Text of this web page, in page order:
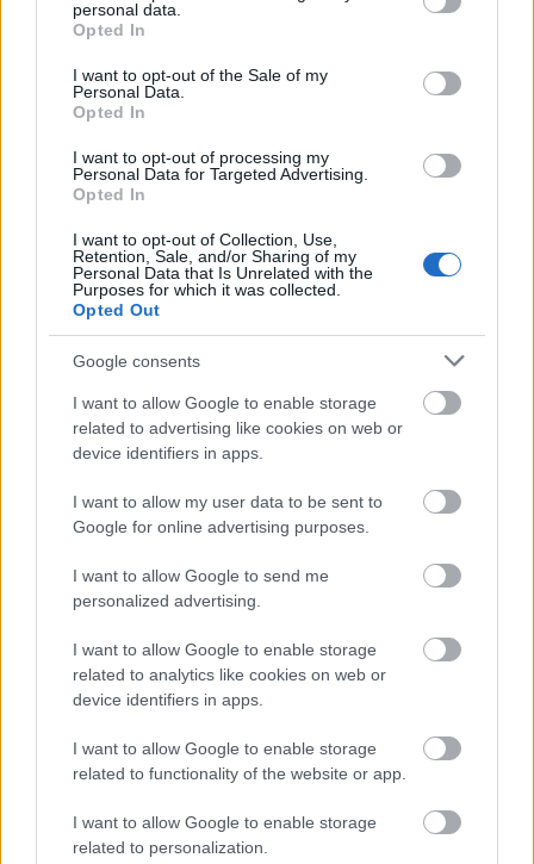
grant or deny consent to Google and its third-party tags to
use your data for below specified purposes in below Google
consent section.
personal data.
Opted In
I want to opt-out of the Sale of my
Personal Data.
Opted In
I want to opt-out of processing my
Personal Data for Targeted Advertising.
Opted In
I want to opt-out of Collection, Use,
Retention, Sale, and/or Sharing of my
Personal Data that Is Unrelated with the
Purposes for which it was collected.
Opted Out
Google consents
I want to allow Google to enable storage
related to advertising like cookies on web or
device identifiers in apps.
I want to allow my user data to be sent to
Google for online advertising purposes.
I want to allow Google to send me
personalized advertising.
I want to allow Google to enable storage
related to analytics like cookies on web or
device identifiers in apps.
I want to allow Google to enable storage
related to functionality of the website or app.
I want to allow Google to enable storage
related to personalization.
Ολοκληρώνεται η συμφωνία για τα
Holland & Barrett